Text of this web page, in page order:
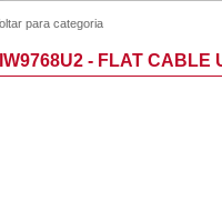
para categoria
- FLAT CABLE